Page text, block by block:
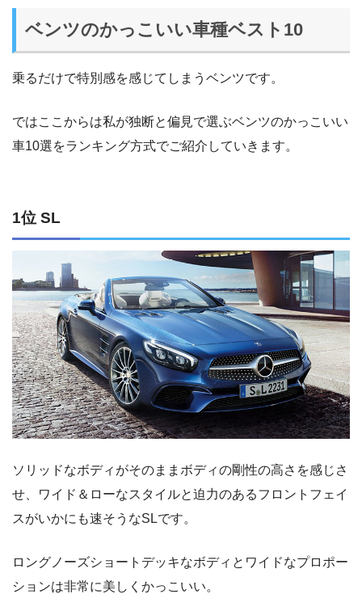
ベンツのかっこいい車種ベスト10
乗るだけで特別感を感じてしまうベンツです。
ではここからは私が独断と偏見で選ぶベンツのかっこいい
車10選をランキング方式でご紹介していきます。
1位 SL
ソリッドなボディがそのままボディの剛性の高さを感じさ
せ、ワイド＆ローなスタイルと迫力のあるフロントフェイ
スがいかにも速そうなSLです。
ロングノーズショートデッキなボディとワイドなプロポー
ションは非常に美しくかっこいい。